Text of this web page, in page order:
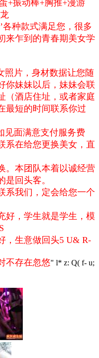
+振动棒+胸推+漫游
各种款式满足您，很多
来乍到的青春期美女学
照片，身材数据让您随
你妹妹以后，妹妹会联
（酒店住址，或者家庭
最短的时间联系你过
见面满意支付服务费
系在给您更换美女，直
。本团队本着以诚经营
回头客。
系我们，定会给您一个
好，学生就是学生，模
，生意做回头5 U& R-
不存在忽悠" l* z: Q( f- u;